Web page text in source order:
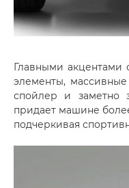
Главными акцентами
элементы,
спойлер и заметно
придает машине
подчеркивая